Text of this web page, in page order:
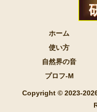
ホーム
使い方
自然界の音
プロフ-M
Copyright © 2023-